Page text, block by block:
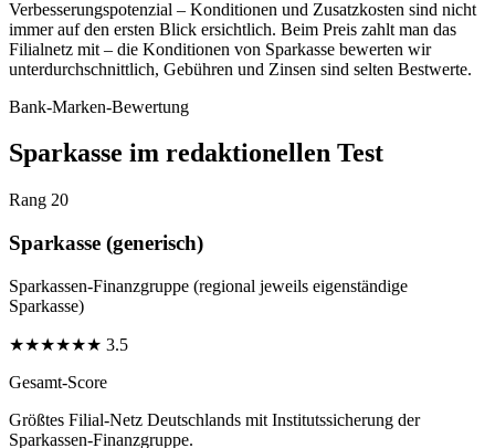
Verbesserungspotenzial – Konditionen und Zusatzkosten sind nicht
immer auf den ersten Blick ersichtlich. Beim Preis zahlt man das
Filialnetz mit – die Konditionen von Sparkasse bewerten wir
unterdurchschnittlich, Gebühren und Zinsen sind selten Bestwerte.
Bank-Marken-Bewertung
Sparkasse im redaktionellen Test
Rang 20
Sparkasse (generisch)
Sparkassen-Finanzgruppe (regional jeweils eigenständige
Sparkasse)
★★★★★★ 3.5
Gesamt-Score
Größtes Filial-Netz Deutschlands mit Institutssicherung der
Sparkassen-Finanzgruppe.